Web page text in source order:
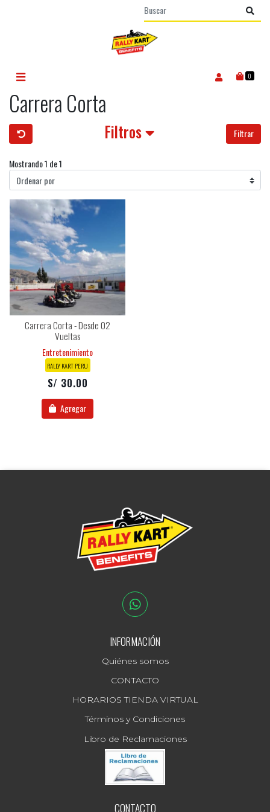
0
Carrera Corta
Filtros Filtrar
Mostrando 1 de 1
Carrera Corta - Desde 02
Vueltas
Entretenimiento
RALLY KART PERU
S/ 30.00
Agregar
INFORMACIÓN
Quiénes somos
CONTACTO
HORARIOS TIENDA VIRTUAL
Términos y Condiciones
Libro de Reclamaciones
CONTACTO